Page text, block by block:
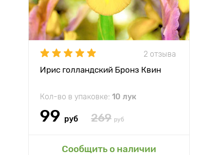
2 отзыва
Ирис голландский Бронз Квин
Кол-во в упаковке: 10 лук
99 руб 269 руб
Сообщить о наличии